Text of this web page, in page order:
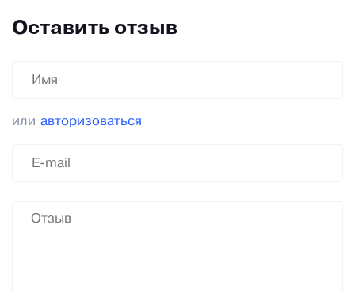
Оставить отзыв
или авторизоваться